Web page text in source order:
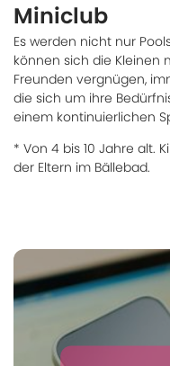
Miniclub
Es werden nicht nur
können sich die Kleinen
Freunden vergnügen,
die sich um ihre
einem kontinuierlichen
* Von 4 bis 10 Jahre alt.
der Eltern im Bällebad.